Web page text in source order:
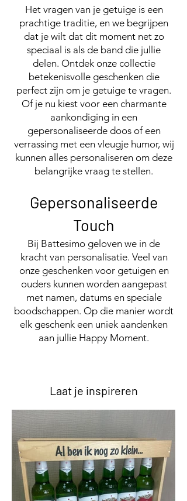
Het vragen van je getuige is een
prachtige traditie, en we begrijpen
dat je wilt dat dit moment net zo
speciaal is als de band die jullie
delen. Ontdek onze collectie
betekenisvolle geschenken die
perfect zijn om je getuige te vragen.
Of je nu kiest voor een charmante
aankondiging in een
gepersonaliseerde doos of een
verrassing met een vleugje humor, wij
kunnen alles personaliseren om deze
belangrijke vraag te stellen.
Gepersonaliseerde
Touch
Bij Battesimo geloven we in de
kracht van personalisatie. Veel van
onze geschenken voor getuigen en
ouders kunnen worden aangepast
met namen, datums en speciale
boodschappen. Op die manier wordt
elk geschenk een uniek aandenken
aan jullie Happy Moment.
Laat je inspireren